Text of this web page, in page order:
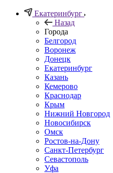
Екатеринбург
Назад
Города
Белгород
Воронеж
Донецк
Екатеринбург
Казань
Кемерово
Краснодар
Крым
Нижний Новгород
Новосибирск
Омск
Ростов-на-Дону
Санкт-Петербург
Севастополь
Уфа